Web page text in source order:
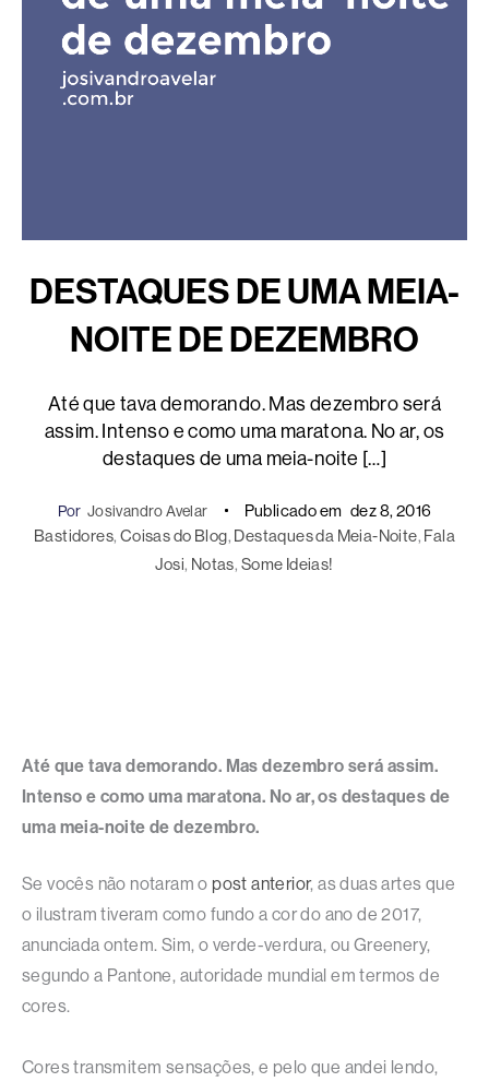
DESTAQUES DE UMA MEIA-
NOITE DE DEZEMBRO
Até que tava demorando. Mas dezembro será
assim. Intenso e como uma maratona. No ar, os
destaques de uma meia-noite […]
Por Josivandro Avelar Publicado em dez 8, 2016
Bastidores, Coisas do Blog, Destaques da Meia-Noite, Fala
Josi, Notas, Some Ideias!
Até que tava demorando. Mas dezembro será assim.
Intenso e como uma maratona. No ar, os destaques de
uma meia-noite de dezembro.
Se vocês não notaram o post anterior, as duas artes que
o ilustram tiveram como fundo a cor do ano de 2017,
anunciada ontem. Sim, o verde-verdura, ou Greenery,
segundo a Pantone, autoridade mundial em termos de
cores.
Cores transmitem sensações, e pelo que andei lendo,